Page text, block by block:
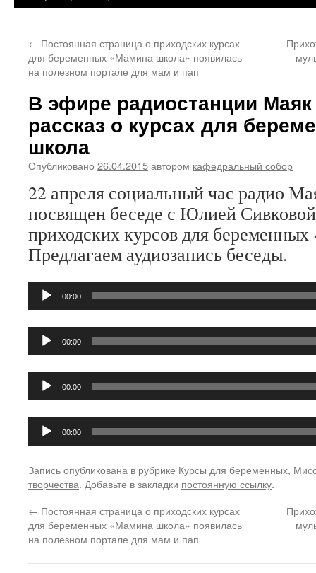
← Постоянная страница о приходских курсах
для беременных «Мамина школа» появилась
на полезном портале для мам и пап
В эфире радиостанции
рассказ о курсах для
школа
Опубликовано 26.04.2015автором кафедральный собор
22 апреля социальный час радио
посвящен беседе с Юлией
приходских курсов для
Предлагаем аудиозапись беседы.
Аудиоплеер
00:00
Аудиоплеер
00:00
Аудиоплеер
00:00
Аудиоплеер
00:00
Запись опубликована в рубрике Курсы для беременных,
творчества. Добавьте в закладки постоянную ссылку.
← Постоянная страница о приходских курсах
для беременных «Мамина школа» появилась
на полезном портале для мам и пап